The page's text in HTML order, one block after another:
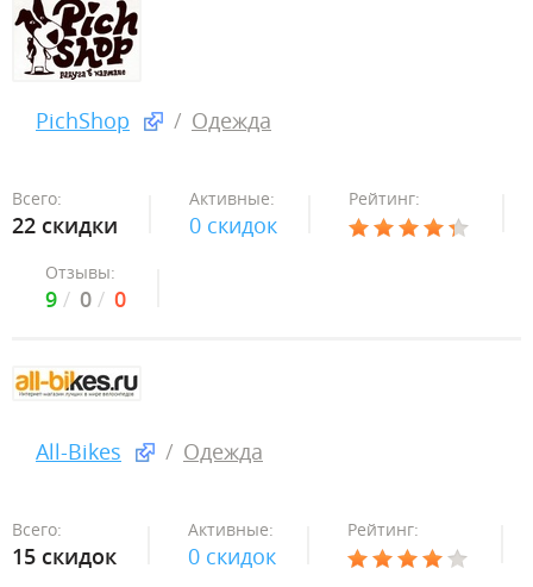
PichShop Одежда
Всего:
22 скидки
Активные:
0 скидок
Рейтинг:
Отзывы:
9 0 0
All-Bikes Одежда
Всего:
15 скидок
Активные:
0 скидок
Рейтинг: